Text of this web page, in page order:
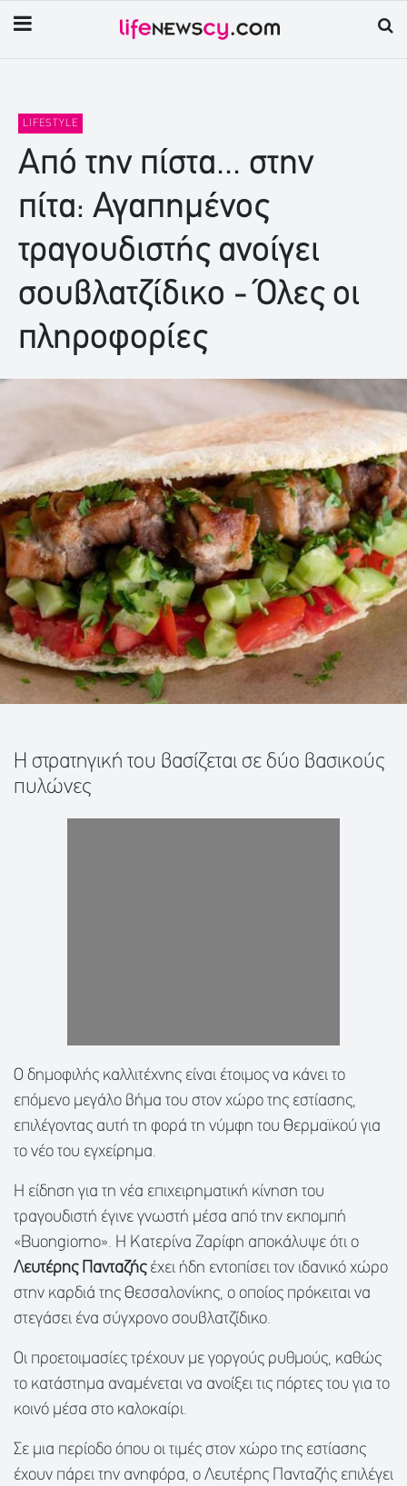
LIFESTYLE
Από την πίστα... στην
πίτα: Αγαπημένος
τραγουδιστής ανοίγει
σουβλατζίδικο - Όλες οι
πληροφορίες
Η στρατηγική του βασίζεται σε δύο βασικούς
πυλώνες
Ο δημοφιλής καλλιτέχνης είναι έτοιμος να κάνει το
επόμενο μεγάλο βήμα του στον χώρο της εστίασης,
επιλέγοντας αυτή τη φορά τη νύμφη του Θερμαϊκού για
το νέο του εγχείρημα.
Η είδηση για τη νέα επιχειρηματική κίνηση του
τραγουδιστή έγινε γνωστή μέσα από την εκπομπή
«Buongiorno». Η Κατερίνα Ζαρίφη αποκάλυψε ότι ο
Λευτέρης Πανταζήςέχει ήδη εντοπίσει τον ιδανικό χώρο
στην καρδιά της Θεσσαλονίκης, ο οποίος πρόκειται να
στεγάσει ένα σύγχρονο σουβλατζίδικο.
Οι προετοιμασίες τρέχουν με γοργούς ρυθμούς, καθώς
το κατάστημα αναμένεται να ανοίξει τις πόρτες του για το
κοινό μέσα στο καλοκαίρι.
Σε μια περίοδο όπου οι τιμές στον χώρο της εστίασης
έχουν πάρει την ανηφόρα, ο Λευτέρης Πανταζής επιλέγει